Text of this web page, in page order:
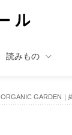
読みもの
ORGANIC GARDEN｜